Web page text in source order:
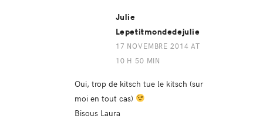
Julie
Lepetitmondedejulie
17 NOVEMBRE 2014 AT
10 H 50 MIN
Oui, trop de kitsch tue le kitsch (sur
moi en tout cas)
Bisous Laura